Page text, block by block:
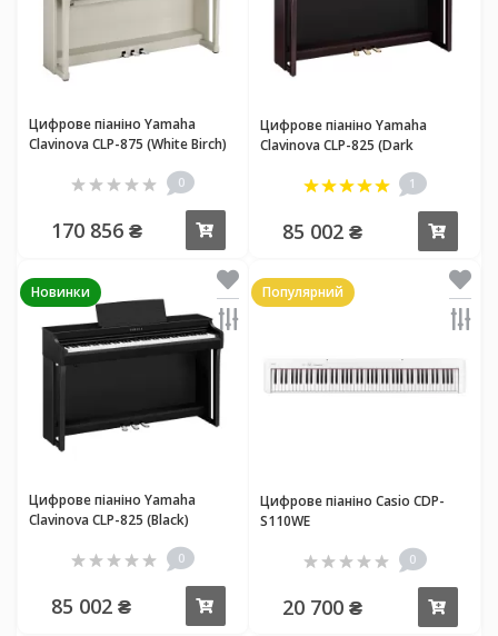
Цифрове піаніно Yamaha
Clavinova CLP-875 (White Birch)
0
170 856 ₴
Цифрове піаніно Yamaha
Clavinova CLP-825 (Dark
1
85 002 ₴
Новинки
Цифрове піаніно Yamaha
Clavinova CLP-825 (Black)
0
85 002 ₴
Популярний
Цифрове піаніно Casio CDP-
S110WE
0
20 700 ₴